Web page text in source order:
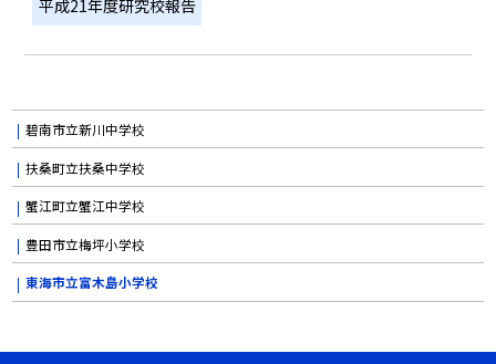
平成21年度研究校報告
碧南市立新川中学校
扶桑町立扶桑中学校
蟹江町立蟹江中学校
豊田市立梅坪小学校
東海市立富木島小学校